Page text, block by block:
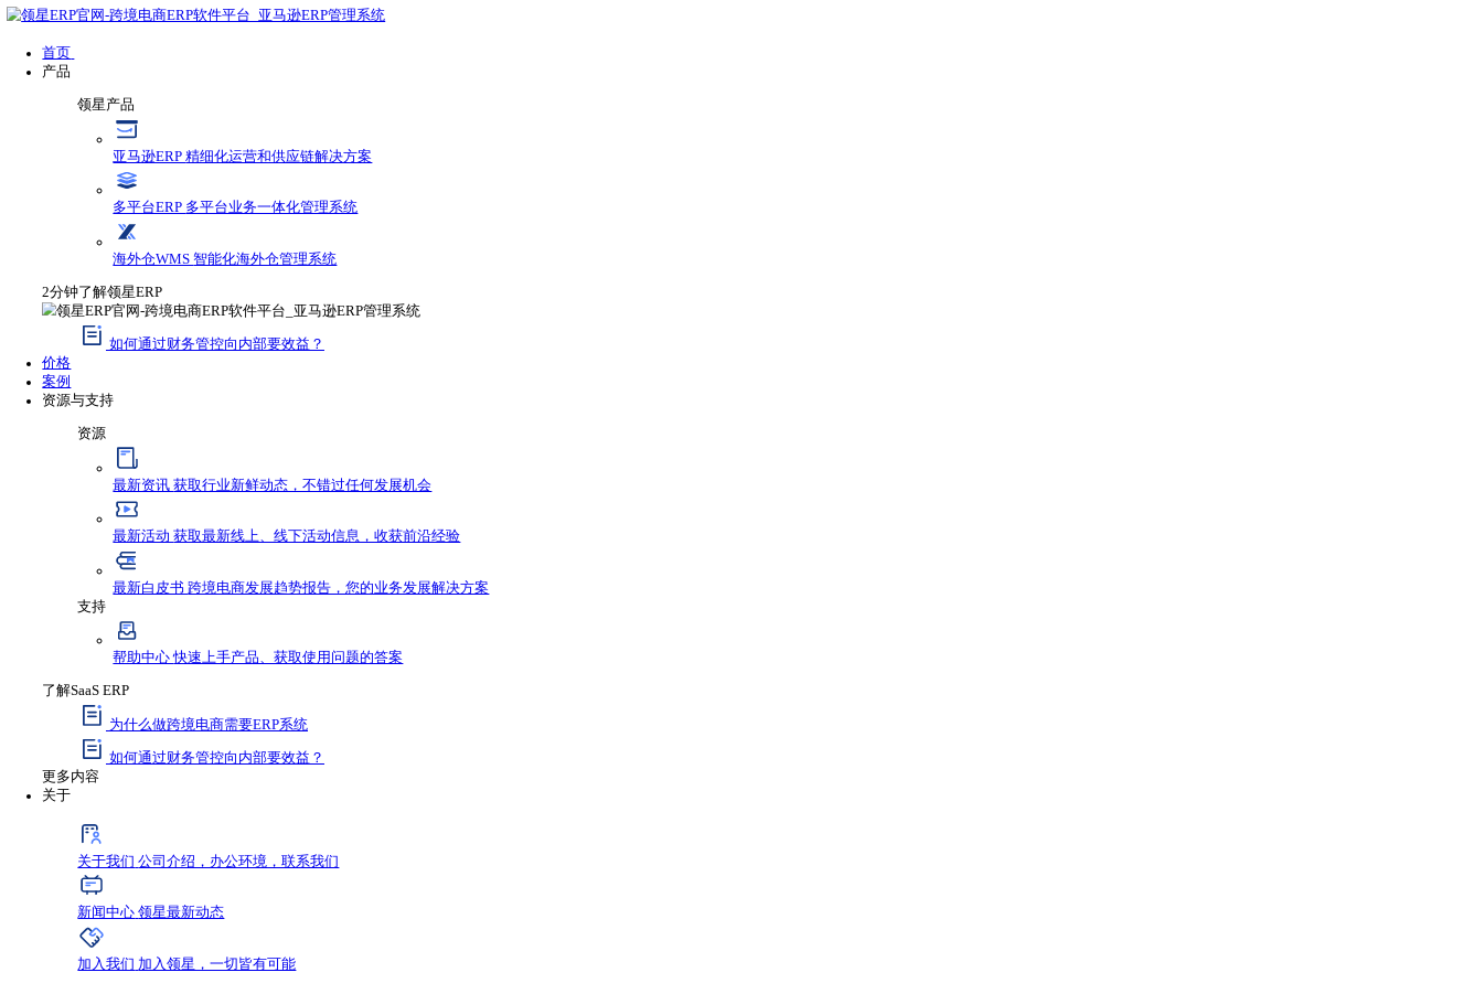
首页
领星产品
亚马逊ERP 精细化运营和供应链解决方案
多平台ERP多平台业务一体化管理系统
海外仓WMS智能化海外仓管理系统
2分钟了解领星ERP
资源与支持
资源
最新活动获取最新线上、线下活动信息，收获前沿经验
最新白皮书跨境电商发展趋势报告，您的业务发展解决方案
支持
了解SaaS ERP
为什么做跨境电商需要ERP系统
更多内容